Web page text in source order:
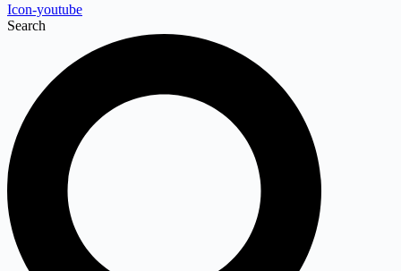
Icon-youtube
Search